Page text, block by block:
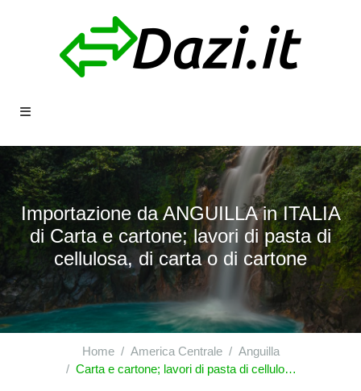
Importazione da ANGUILLA in ITALIA
di Carta e cartone; lavori di pasta di
cellulosa, di carta o di cartone
Home America Centrale
Anguilla
Carta e cartone; lavori di pasta di cellulosa, di carta o di cartone